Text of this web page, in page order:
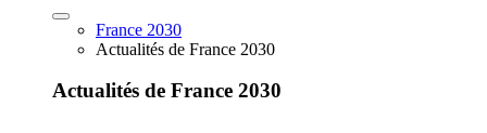
France 2030
Actualités de France 2030
Actualités de France 2030